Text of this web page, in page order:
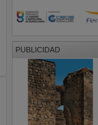
PUBLICIDAD